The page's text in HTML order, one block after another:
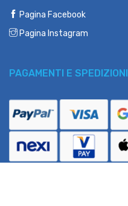
Pagina Facebook
Pagina Instagram
PAGAMENTI E SPEDIZIONI